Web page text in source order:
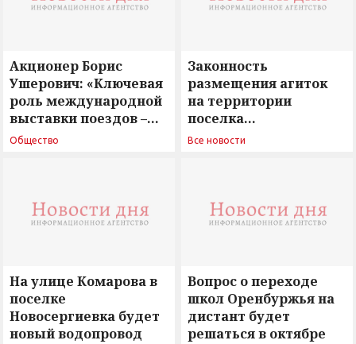
Акционер Борис
Ушерович: «Ключевая
роль международной
выставки поездов –
поиск ответов на
Общество
Законность
размещения агиток
на территории
поселка
Новосергиевка
Все новости
На улице Комарова в
поселке
Новосергиевка будет
новый водопровод
Вопрос о переходе
школ Оренбуржья на
дистант будет
решаться в октябре